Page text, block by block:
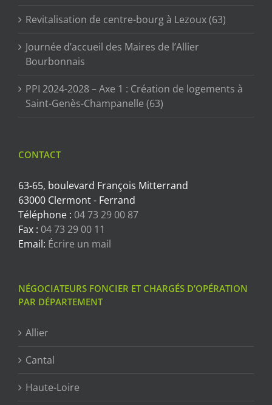
Revitalisation de centre-bourg à Lezoux (63)
Journée d’accueil des Maires de l’Allier
Bourbonnais
PPI 2024-2028 – Axe 1 : Création de logements à
Saint-Genès-Champanelle (63)
CONTACT
63-65, boulevard François Mitterrand
63000 Clermont - Ferrand
Téléphone : 04 73 29 00 87
Fax : 04 73 29 00 11
Email: Écrire un mail
NÉGOCIATEURS FONCIER ET CHARGÉS D’OPÉRATION
PAR DÉPARTEMENT
Allier
Cantal
Haute-Loire